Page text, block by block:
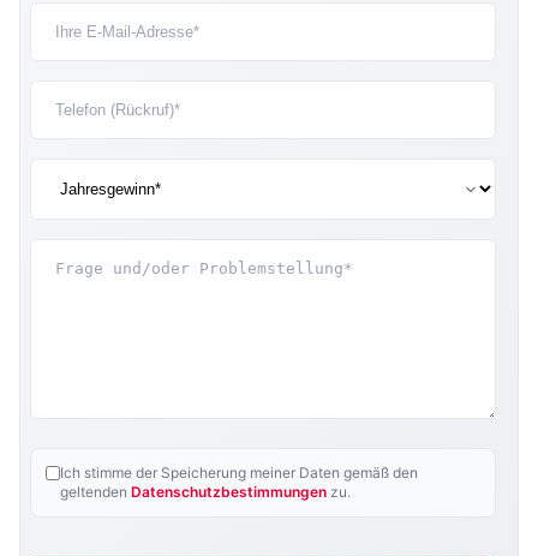
Ich stimme der Speicherung meiner Daten gemäß den
geltenden Datenschutzbestimmungen zu.